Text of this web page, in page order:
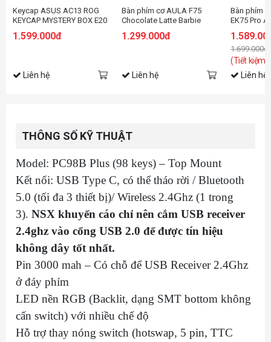
Keycap ASUS AC13 ROG
KEYCAP MYSTERY BOX E20
1.599.000đ
Liên hệ
Bàn phím cơ AULA F75
Chocolate Latte Barbie
1.299.000đ
Liên hệ
Bàn phím
EK75 Pro
1.699.000đ
(Tiết kiệm:
Liên hệ
THÔNG SỐ KỸ THUẬT
Model: PC98B Plus (98 keys) – Top Mount
Kết nối: USB Type C, có thể tháo rời / Bluetooth
5.0 (tối đa 3 thiết bị)/ Wireless 2.4Ghz (1 trong
3). NSX khuyến cáo chỉ nên cắm USB receiver
2.4ghz vào cổng USB 2.0 để được tín hiệu
không dây tốt nhất.
Pin 3000 mah – Có chỗ để USB Receiver 2.4Ghz
ở đáy phím
LED nền RGB (Backlit, dạng SMT bottom không
cấn switch) với nhiều chế độ
Hỗ trợ thay nóng switch (hotswap, 5 pin, TTC